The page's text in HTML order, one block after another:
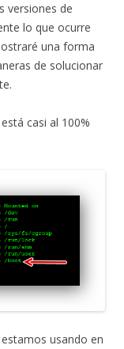
versiones de
lo que ocurre
una forma
de solucionar
está casi al 100%
usando en